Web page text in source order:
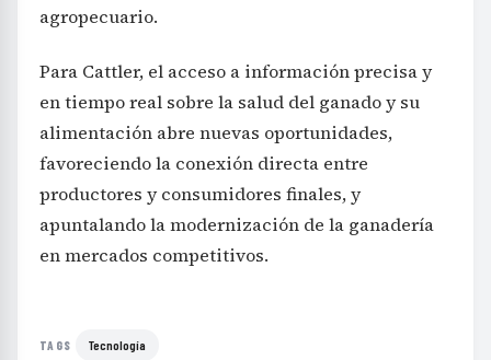
agropecuario.
Para Cattler, el acceso a información precisa y
en tiempo real sobre la salud del ganado y su
alimentación abre nuevas oportunidades,
favoreciendo la conexión directa entre
productores y consumidores finales, y
apuntalando la modernización de la ganadería
en mercados competitivos.
TAGS Tecnología